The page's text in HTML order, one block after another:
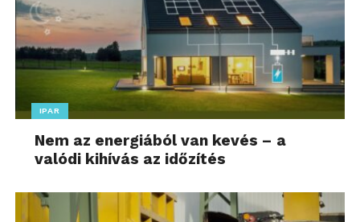
IPAR
Nem az energiából van kevés – a
valódi kihívás az időzítés